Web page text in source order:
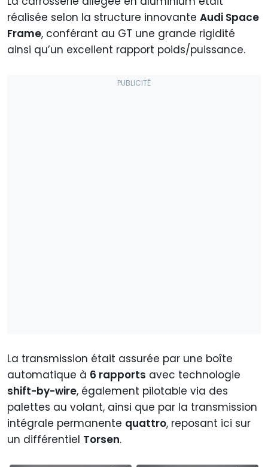
réalisée selon la structure innovante Audi Space
Frame, conférant au GT une grande rigidité
ainsi qu’un excellent rapport poids/puissance.
La transmission était assurée par une boîte
automatique à 6 rapports avec technologie
shift-by-wire, également pilotable via des
palettes au volant, ainsi que par la transmission
intégrale permanente quattro, reposant ici sur
un différentiel Torsen.